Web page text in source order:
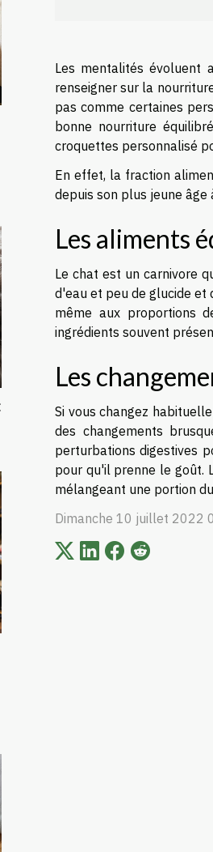
Les mentalités évoluent
renseigner sur la
pas comme certaines
bonne nourriture
croquettes personnalisé
En effet, la fraction
depuis son plus jeune
Les aliments
Le chat est un carnivore
d'eau et peu de glucide et
même aux proportions
ingrédients souvent
Les
Si vous changez
des changements
perturbations digestives
pour qu'il prenne le goût.
mélangeant une portion
Dimanche 10 juillet 2022